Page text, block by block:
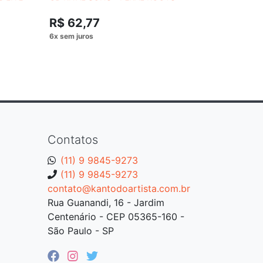
R$ 62,77
Contatos
(11) 9 9845-9273
(11) 9 9845-9273
contato@kantodoartista.com.br
Rua Guanandi, 16 - Jardim
Centenário - CEP 05365-160 -
São Paulo - SP